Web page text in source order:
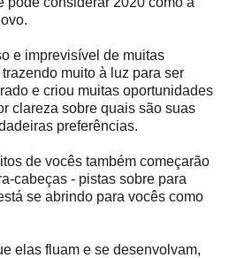
e imprevisível de muitas
muito à luz para ser
e criou muitas oportunidades
clareza sobre quais são suas
preferências.
de vocês também começarão
cabeças - pistas sobre para
se abrindo para vocês como
elas fluam e se desenvolvam,